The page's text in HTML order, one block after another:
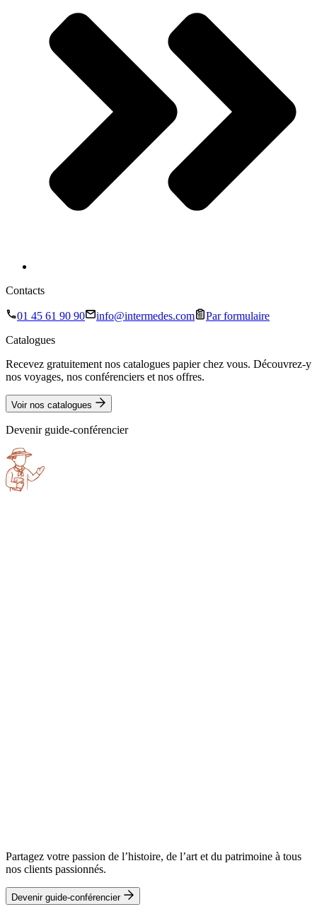
Contacts
01 45 61 90 90 info@intermedes.com
Par formulaire
Catalogues
Recevez gratuitement nos catalogues papier chez vous. Découvrez-y
nos voyages, nos conférenciers et nos offres.
Voir nos catalogues
Devenir guide-conférencier
Partagez votre passion de l’histoire, de l’art et du patrimoine à tous
nos clients passionnés.
Devenir guide-conférencier